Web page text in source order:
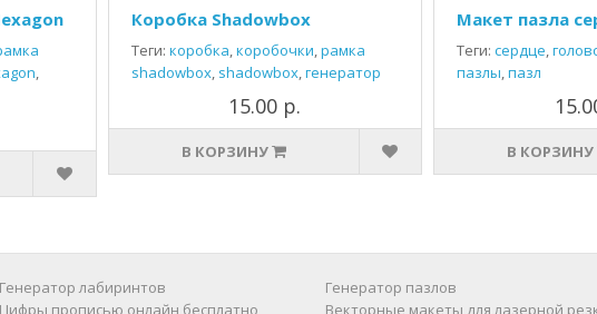
,
Коробка Shadowbox
Теги: коробка,коробочки,рамка
shadowbox, shadowbox,генератор
15.00 р.
В КОРЗИНУ
Макет пазла
Теги: сердце,
пазлы,пазл
В КОРЗИНУ
Генератор лабиринтов
Цифры прописью онлайн бесплатно
Генератор пазлов
Векторные макеты для лазерной